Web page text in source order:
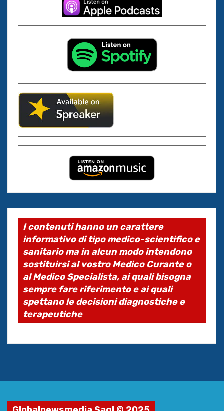
I contenuti hanno un carattere
informativo di tipo medico-scientifico e
sanitario ma in alcun modo intendono
sostituirsi al vostro Medico Curante o
al Medico Specialista, ai quali bisogna
sempre fare riferimento e ai quali
spettano le decisioni diagnostiche e
terapeutiche